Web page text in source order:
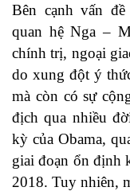
Bên cạnh vấn
quan hệ Nga –
chính trị, ngoại
do xung đột ý
mà còn có sự
địch qua nhiều
kỳ của Obama,
giai đoạn ổn định
2018. Tuy nhiên,